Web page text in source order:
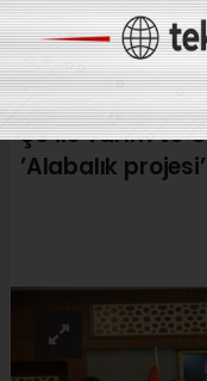
(İHA) - İhlas Haber
ŞÜ ile Tarım ve
’Alabalık